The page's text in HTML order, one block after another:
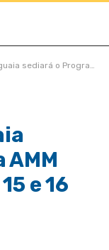
AMM Itinerante nos dias 15 e 16 de abril
e 16